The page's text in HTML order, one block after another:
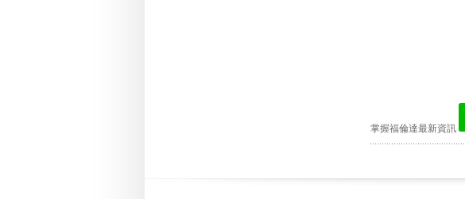
掌握福倫達最新資訊